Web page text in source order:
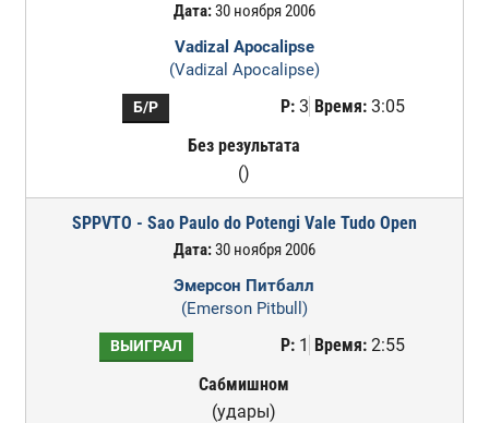
Дата:30 ноября 2006
Vadizal Apocalipse
(Vadizal Apocalipse)
Б/Р Р:3 Время:3:05
Без результата
()
SPPVTO - Sao Paulo do Potengi Vale Tudo Open
Дата:30 ноября 2006
Эмерсон Питбалл
(Emerson Pitbull)
ВЫИГРАЛ Р:1 Время:2:55
Сабмишном
(удары)